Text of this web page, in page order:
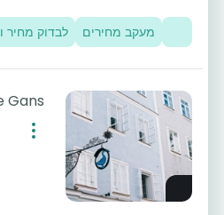
מעקב מחירים לבדוק מחיר
Gans